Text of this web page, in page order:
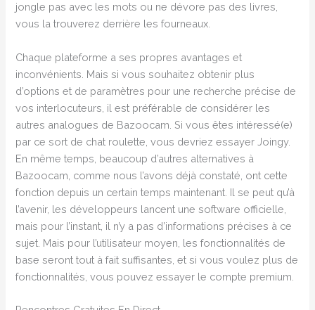
jongle pas avec les mots ou ne dévore pas des livres,
vous la trouverez derrière les fourneaux.
Chaque plateforme a ses propres avantages et
inconvénients. Mais si vous souhaitez obtenir plus
d’options et de paramètres pour une recherche précise de
vos interlocuteurs, il est préférable de considérer les
autres analogues de Bazoocam. Si vous êtes intéressé(e)
par ce sort de chat roulette, vous devriez essayer Joingy.
En même temps, beaucoup d’autres alternatives à
Bazoocam, comme nous l’avons déjà constaté, ont cette
fonction depuis un certain temps maintenant. Il se peut qu’à
l’avenir, les développeurs lancent une software officielle,
mais pour l’instant, il n’y a pas d’informations précises à ce
sujet. Mais pour l’utilisateur moyen, les fonctionnalités de
base seront tout à fait suffisantes, et si vous voulez plus de
fonctionnalités, vous pouvez essayer le compte premium.